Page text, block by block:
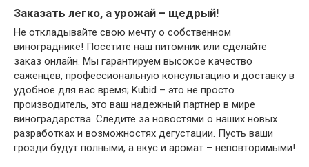
Заказать легко, а урожай – щедрый!
Не откладывайте свою мечту о собственном
винограднике! Посетите наш питомник или сделайте
заказ онлайн. Мы гарантируем высокое качество
саженцев, профессиональную консультацию и доставку в
удобное для вас время; Kubid – это не просто
производитель, это ваш надежный партнер в мире
виноградарства. Следите за новостями о наших новых
разработках и возможностях дегустации. Пусть ваши
грозди будут полными, а вкус и аромат – неповторимыми!